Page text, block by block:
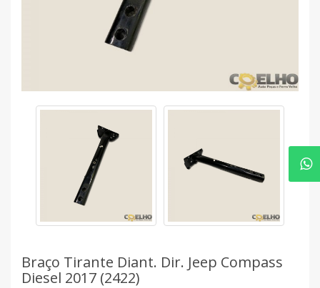
Braço Tirante Diant. Dir. Jeep Compass
Diesel 2017 (2422)